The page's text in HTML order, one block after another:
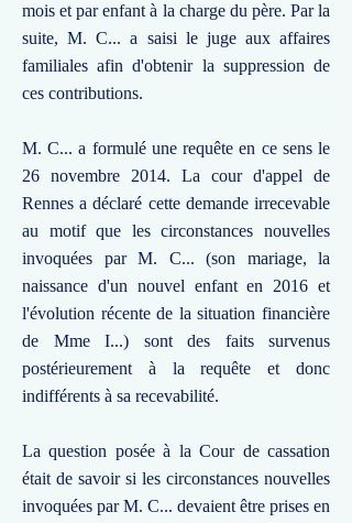
mois et par enfant à la charge du père. Par la
suite, M. C... a saisi le juge aux affaires
familiales afin d'obtenir la suppression de
ces contributions.
M. C... a formulé une requête en ce sens le
26 novembre 2014. La cour d'appel de
Rennes a déclaré cette demande irrecevable
au motif que les circonstances nouvelles
invoquées par M. C... (son mariage, la
naissance d'un nouvel enfant en 2016 et
l'évolution récente de la situation financière
de Mme I...) sont des faits survenus
postérieurement à la requête et donc
indifférents à sa recevabilité.
La question posée à la Cour de cassation
était de savoir si les circonstances nouvelles
invoquées par M. C... devaient être prises en